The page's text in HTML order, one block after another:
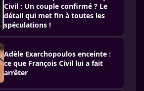
Civil : Un couple confirmé ? Le
détail qui met fin à toutes les
spéculations !
Adèle Exarchopoulos enceinte :
ce que François Civil lui a fait
arrêter